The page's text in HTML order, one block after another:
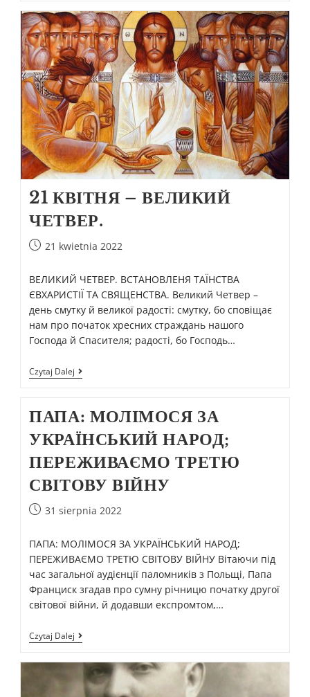
21 КВІТНЯ – ВЕЛИКИЙ
ЧЕТВЕР.
21 kwietnia 2022
ВЕЛИКИЙ ЧЕТВЕР. ВСТАНОВЛЕНЯ ТАЇНСТВА
ЄВХАРИСТІЇ ТА СВЯЩЕНСТВА. Великий Четвер –
день смутку й великої радості: смутку, бо сповіщає
нам про початок хресних страждань нашого
Господа й Спасителя; радості, бо Господь…
Czytaj Dalej
ПАПА: МОЛІМОСЯ ЗА
УКРАЇНСЬКИЙ НАРОД;
ПЕРЕЖИВАЄМО ТРЕТЮ
СВІТОВУ ВІЙНУ
31 sierpnia 2022
ПАПА: МОЛІМОСЯ ЗА УКРАЇНСЬКИЙ НАРОД;
ПЕРЕЖИВАЄМО ТРЕТЮ СВІТОВУ ВІЙНУ Вітаючи під
час загальної аудієнції паломників з Польщі, Папа
Франциск згадав про сумну річницю початку другої
світової війни, й додавши експромтом,…
Czytaj Dalej